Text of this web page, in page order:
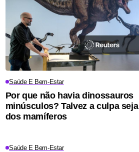
Saúde E Bem-Estar
Por que não havia dinossauros
minúsculos? Talvez a culpa seja
dos mamíferos
Saúde E Bem-Estar